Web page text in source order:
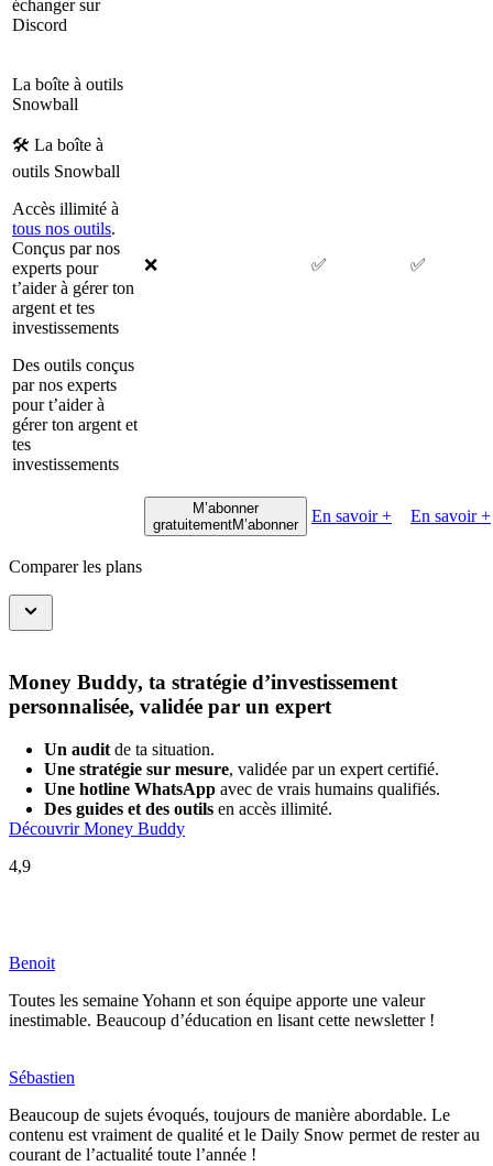
échanger sur
Discord
La boîte à outils
Snowball
🛠 La boîte à
outils Snowball
Accès illimité à
tous nos outils.
Conçus par nos
experts pour
t’aider à gérer ton
argent et tes
investissements
Des outils conçus
par nos experts
pour t’aider à
gérer ton argent et
tes
investissements
❌ ✅ ✅
M’abonner
gratuitementM’abonner En savoir + En savoir +
Comparer les plans
Money Buddy, ta stratégie d’investissement
personnalisée, validée par un expert
Un audit de ta situation.
Une stratégie sur mesure, validée par un expert certifié.
Une hotline WhatsApp avec de vrais humains qualifiés.
Des guides et des outils en accès illimité.
Découvrir Money Buddy
4,9
Benoit
Toutes les semaine Yohann et son équipe apporte une valeur
inestimable. Beaucoup d’éducation en lisant cette newsletter !
Sébastien
Beaucoup de sujets évoqués, toujours de manière abordable. Le
contenu est vraiment de qualité et le Daily Snow permet de rester au
courant de l’actualité toute l’année !